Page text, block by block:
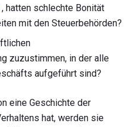
, hatten schlechte Bonität
mit den Steuerbehörden?
zuzustimmen, in der alle
aufgeführt sind?
eine Geschichte der
hat, werden sie